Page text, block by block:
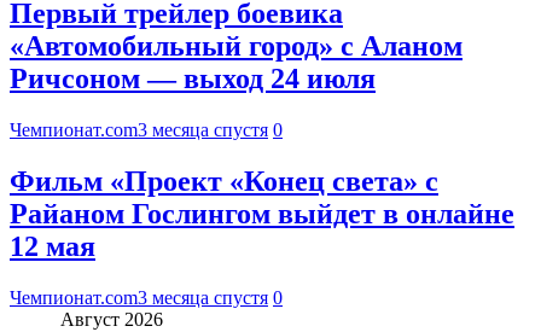
Первый трейлер боевика
«Автомобильный город» с Аланом
Ричсоном — выход 24 июля
Чемпионат.com3 месяца спустя 0
Фильм «Проект «Конец света» с
Райаном Гослингом выйдет в онлайне
12 мая
Чемпионат.com3 месяца спустя 0
Август 2026